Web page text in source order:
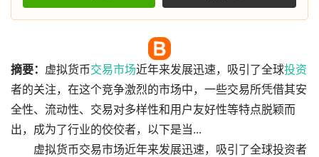
摘要： 虚拟货币交易市场近年来发展迅速，吸引了全球投资
者的关注，在这个竞争激烈的市场中，一些交易所凭借其安
全性、流动性、交易对多样性和用户友好性等特点脱颖而
出，成为了行业的佼佼者，以下是当...
虚拟货币交易市场近年来发展迅速，吸引了全球投资者